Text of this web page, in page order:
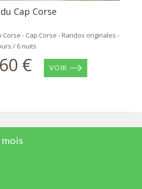
Cap Corse
Corse - Cap Corse - Randos originales -
/ 6 nuits
€ VOIR
mois